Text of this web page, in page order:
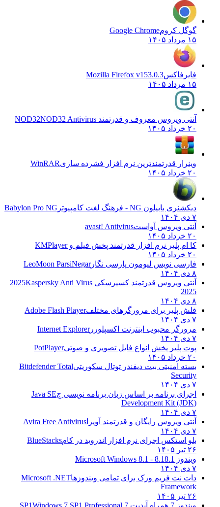
گوگل کرومGoogle Chrome
۱۵ مرداد ۱۴۰۵
فایرفاکسMozilla Firefox v153.0.3
۱۵ مرداد ۱۴۰۵
آنتی ویروس معروف و قدرتمند NOD32 NOD32 Antivirus
۲۰ خرداد ۱۴۰۵
وینرار قدرتمندترین نرم افزار فشرده سازیWinRAR
۲۰ خرداد ۱۴۰۵
دیکشنری بابیلون NG - فرهنگ لغت کامپیوتر
Babylon Pro NG
۷ دی ۱۴۰۴
آنتی ویروس آواستavast! Antivirus
۲۰ خرداد ۱۴۰۵
کا ام پلیر نرم افزار قدرتمند پخش فیلم وKMPlayer
۲۰ خرداد ۱۴۰۵
فارسی نویس لیومون پارسی نگارLeoMoon ParsiNegar
۸ دی ۱۴۰۴
آنتی ویروس قدرتمند کسپرسکی 2025 Kaspersky Anti Virus
2025
۸ دی ۱۴۰۴
فلش پلیر برای مرورگرهای مختلفAdobe Flash Player
۷ دی ۱۴۰۴
مرورگر محبوب اینترنت اکسپلوررInternet Explorer
۷ دی ۱۴۰۴
پوت پلیر پخش انواع فایل تصویری و صوتیPotPlayer
۲۰ خرداد ۱۴۰۵
بسته امنیتی بیت دیفندر توتال سکوریتیBitdefender Total
Security
۷ دی ۱۴۰۴
اجرای برنامه بر اساس زبان برنامه نویسی جJava SE
Development Kit (JDK)
۷ دی ۱۴۰۴
آنتی ویروس رایگان و قدرتمند آویرا Avira Free Antivirus
۷ دی ۱۴۰۴
بلو استکس اجرای نرم افزار اندروید در کامBlueStacks
۲۶ تیر ۱۴۰۵
ویندوز 8.1
8.1 - Microsoft Windows 8.1
۷ دی ۱۴۰۴
دات نت فریم ورک برای تمامی ویندوزهاMicrosoft .NET
Framework
۲۶ تیر ۱۴۰۵
ویندوز 7 همراه آپدیت 7 SP1
Windows 7 SP1 Professional